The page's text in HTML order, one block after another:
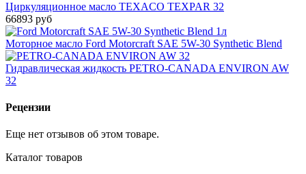
Циркуляционное масло TEXACO TEXPAR 32
66893 руб
Моторное масло Ford Motorcraft SAE 5W-30 Synthetic Blend
Гидравлическая жидкость PETRO-CANADA ENVIRON AW
32
Рецензии
Еще нет отзывов об этом товаре.
Каталог товаров